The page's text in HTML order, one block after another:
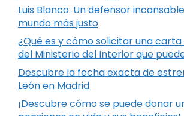
Luis Blanco: Un defensor
mundo más justo
¿Qué es y cómo solicitar una
del Ministerio del Interior que
Descubre la fecha exacta de
León en Madrid
¡Descubre cómo se puede donar